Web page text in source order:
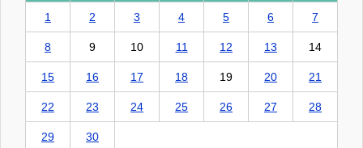
1 2 3 4 5 6 7
8 9 10 11 12 13 14
15 16 17 18 19 20 21
22 23 24 25 26 27 28
29 30